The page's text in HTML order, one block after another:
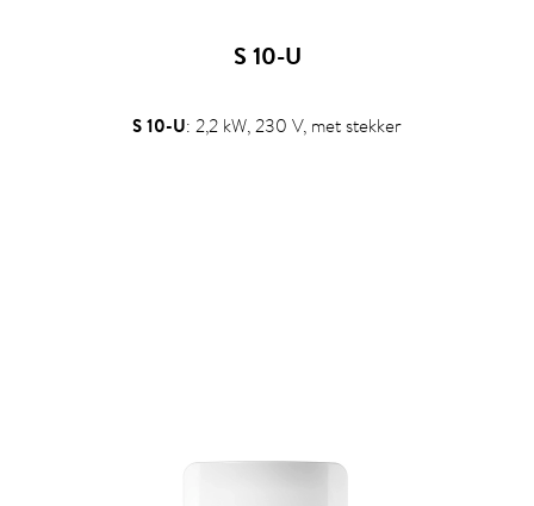
S 10-U
S 10-U: 2,2 kW, 230 V, met stekker